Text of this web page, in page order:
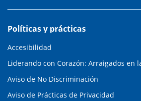
Políticas y prácticas
Accesibilidad
Liderando con Corazón: Arraigados en
Aviso de No Discriminación
Aviso de Prácticas de Privacidad